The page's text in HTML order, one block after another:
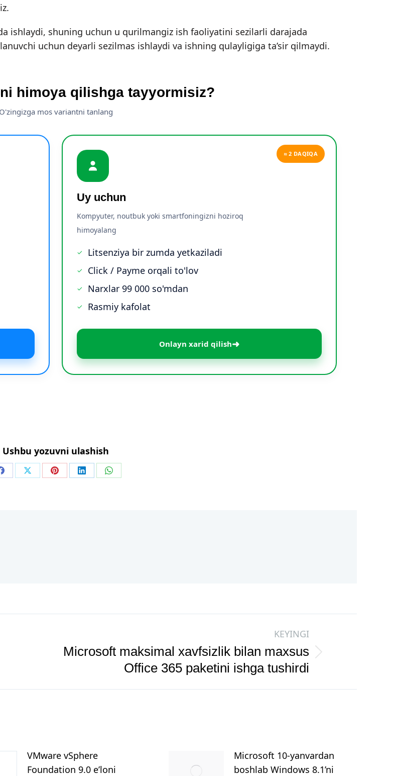
ishlaydi, shuning uchun u qurilmangiz ish faoliyatini sezilarli darajada
uchun deyarli sezilmas ishlaydi va ishning qulayligiga ta’sir qilmaydi.
himoya qilishga tayyormisiz?
O'zingizga mos variantni tanlang
≈ 2 DAQIQA
Uy uchun
Kompyuter, noutbuk yoki smartfoningizni hoziroq
himoyalang
Litsenziya bir zumda yetkaziladi
Click / Payme orqali to'lov
Narxlar 99 000 so'mdan
Rasmiy kafolat
Onlayn xarid qilish➜
Ushbu yozuvni ulashish
KEYINGI
Microsoft maksimal xavfsizlik bilan maxsus
Office 365 paketini ishga tushirdi
VMware vSphere
Foundation 9.0 e’loni
Microsoft 10-yanvardan
boshlab Windows 8.1’ni